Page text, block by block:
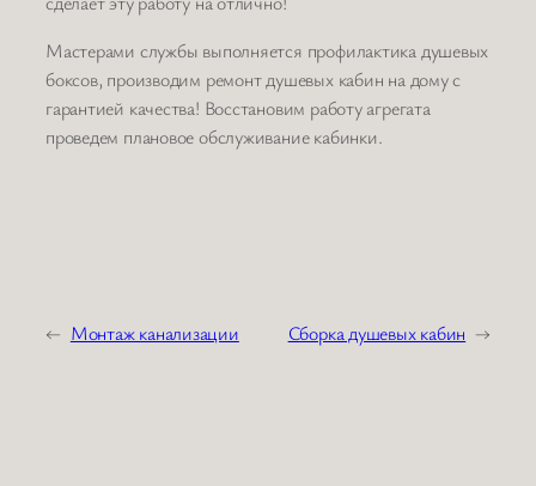
Мастерами службы выполняется профилактика душевых
боксов, производим ремонт душевых кабин на дому с
гарантией качества! Восстановим работу агрегата
проведем плановое обслуживание кабинки.
← Монтаж канализации Сборка душевых кабин →